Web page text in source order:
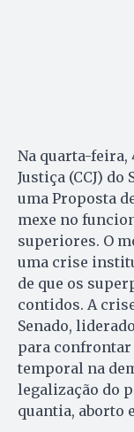
Na quarta-feira,
Justiça (CCJ) do
uma Proposta
mexe no
superiores. O
uma crise
de que os
contidos. A
Senado,
para confrontar
temporal na
legalização do
quantia, aborto